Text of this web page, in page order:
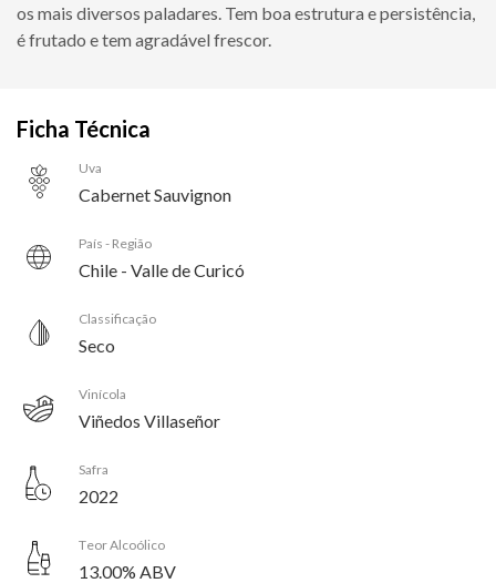
os mais diversos paladares. Tem boa estrutura e persistência,
é frutado e tem agradável frescor.
Ficha Técnica
Uva
Cabernet Sauvignon
País - Região
Chile - Valle de Curicó
Classificação
Seco
Vinícola
Viñedos Villaseñor
Safra
2022
Teor Alcoólico
13.00% ABV